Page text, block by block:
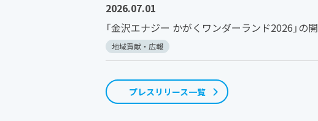
2026.07.01
「金沢エナジー かがくワンダーランド2026」の
地域貢献・広報
プレスリリース一覧